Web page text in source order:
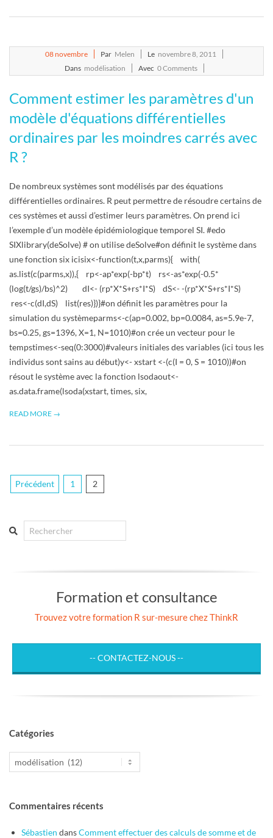
08novembre Par Melen Le novembre 8, 2011
Dans modélisation Avec 0 Comments
Comment estimer les paramètres d'un
modèle d'équations différentielles
ordinaires par les moindres carrés avec
R ?
De nombreux systèmes sont modélisés par des équations
différentielles ordinaires. R peut permettre de résoudre certains de
ces systèmes et aussi d’estimer leurs paramètres. On prend ici
l’exemple d’un modèle épidémiologique temporel SI. #edo
SIXlibrary(deSolve) # on utilise deSolve#on définit le système dans
une fonction six icisix<-function(t,x,parms){ with(
as.list(c(parms,x)),{ rp<-ap*exp(-bp*t) rs<-as*exp(-0.5*
(log(t/gs)/bs)^2) dI<- (rp*X*S+rs*I*S) dS<- -(rp*X*S+rs*I*S)
res<-c(dI,dS) list(res)})}#on définit les paramètres pour la
simulation du systèmeparms<-c(ap=0.002, bp=0.0084, as=5.9e-7,
bs=0.25, gs=1396, X=1, N=1010)#on crée un vecteur pour le
tempstimes<-seq(0:3000)#valeurs initiales des variables (ici tous les
individus sont sains au début)y<- xstart <-(c(I = 0, S = 1010))#on
résout le système avec la fonction lsodaout<-
as.data.frame(lsoda(xstart, times, six,
READ MORE →
Pagination
publications
Précédent 1 2
Search
Formation et consultance
Trouvez votre formation R sur-mesure chez ThinkR
-- CONTACTEZ-NOUS --
Catégories
Catégories
Commentaires récents
Sébastien dansComment effectuer des calculs de somme et de